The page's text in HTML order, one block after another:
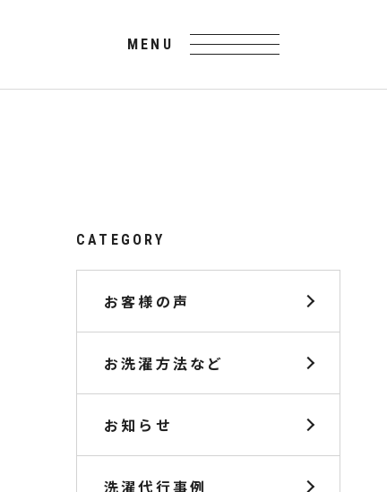
CATEGORY
お客様の声
お洗濯方法など
お知らせ
洗濯代行事例